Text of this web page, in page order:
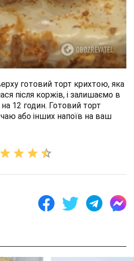
готовий торт крихтою, яка
після коржів, і залишаємо в
12 годин. Готовий торт
або інших напоїв на ваш